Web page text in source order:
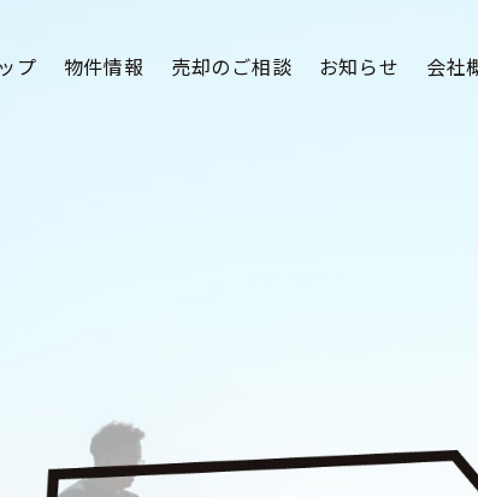
プ 物件情報 売却のご相談 お知らせ 会社